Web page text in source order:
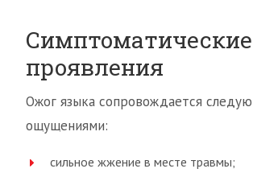
Симптоматические
проявления
Ожог языка сопровождается
ощущениями:
сильное жжение в месте травмы;